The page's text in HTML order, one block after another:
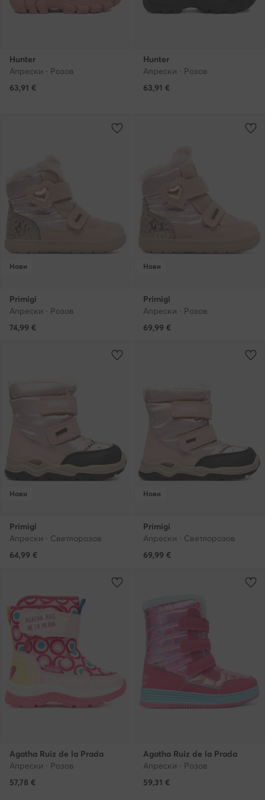
Hunter
Апрески · Розов
63,91 €
Hunter
Апрески · Розов
63,91 €
Нови
Primigi
Апрески · Розов
74,99 €
Нови
Primigi
Апрески · Розов
69,99 €
Нови
Primigi
Апрески · Светлорозов
64,99 €
Нови
Primigi
Апрески · Светлорозов
69,99 €
Agatha Ruiz de la Prada
Апрески · Розов
57,78 €
Agatha Ruiz de la Prada
Апрески · Розов
59,31 €